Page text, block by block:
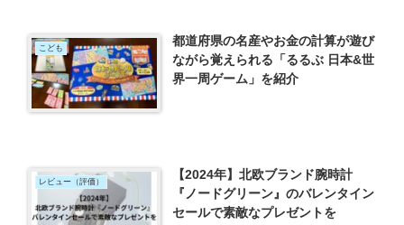
こども
都道府県の名産やお金の計算が遊び
ながら覚えられる「るるぶ 日本&世
界一周ゲーム」を紹介
レビュー（評価）
【2024年】北欧ブランド腕時計
『ノードグリーン』のバレンタイン
セールで素敵なプレゼントを